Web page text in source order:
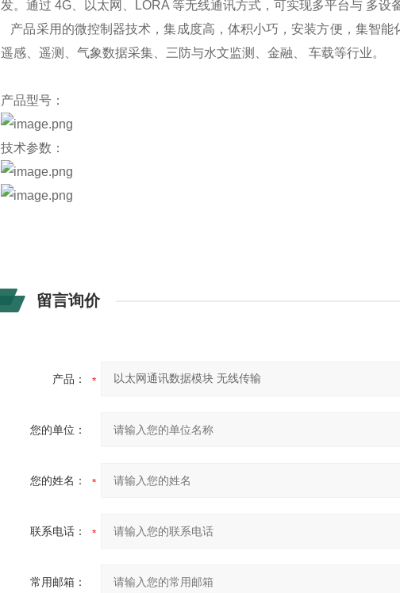
发。通过 4G、以太网、LORA 等无线通讯方式，可实现多平台与 多设
产品采用的微控制器技术，集成度高，体积小巧，安装方便，集智能
遥感、遥测、气象数据采集、三防与水文监测、金融、车载等行业。
产品型号：
技术参数：
留言询价
产品：
您的单位：
您的姓名：
联系电话：
常用邮箱：